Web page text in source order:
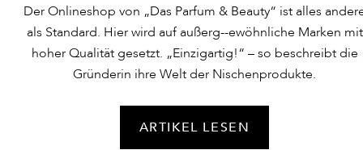
Der Onlineshop von „Das Parfum & Beauty“ ist alles
als Standard. Hier wird auf außerg--ewöhnliche Marken mit
hoher Qualität gesetzt. „Einzigartig!“ – so beschreibt die
Gründerin ihre Welt der Nischenprodukte.
ARTIKEL LESEN